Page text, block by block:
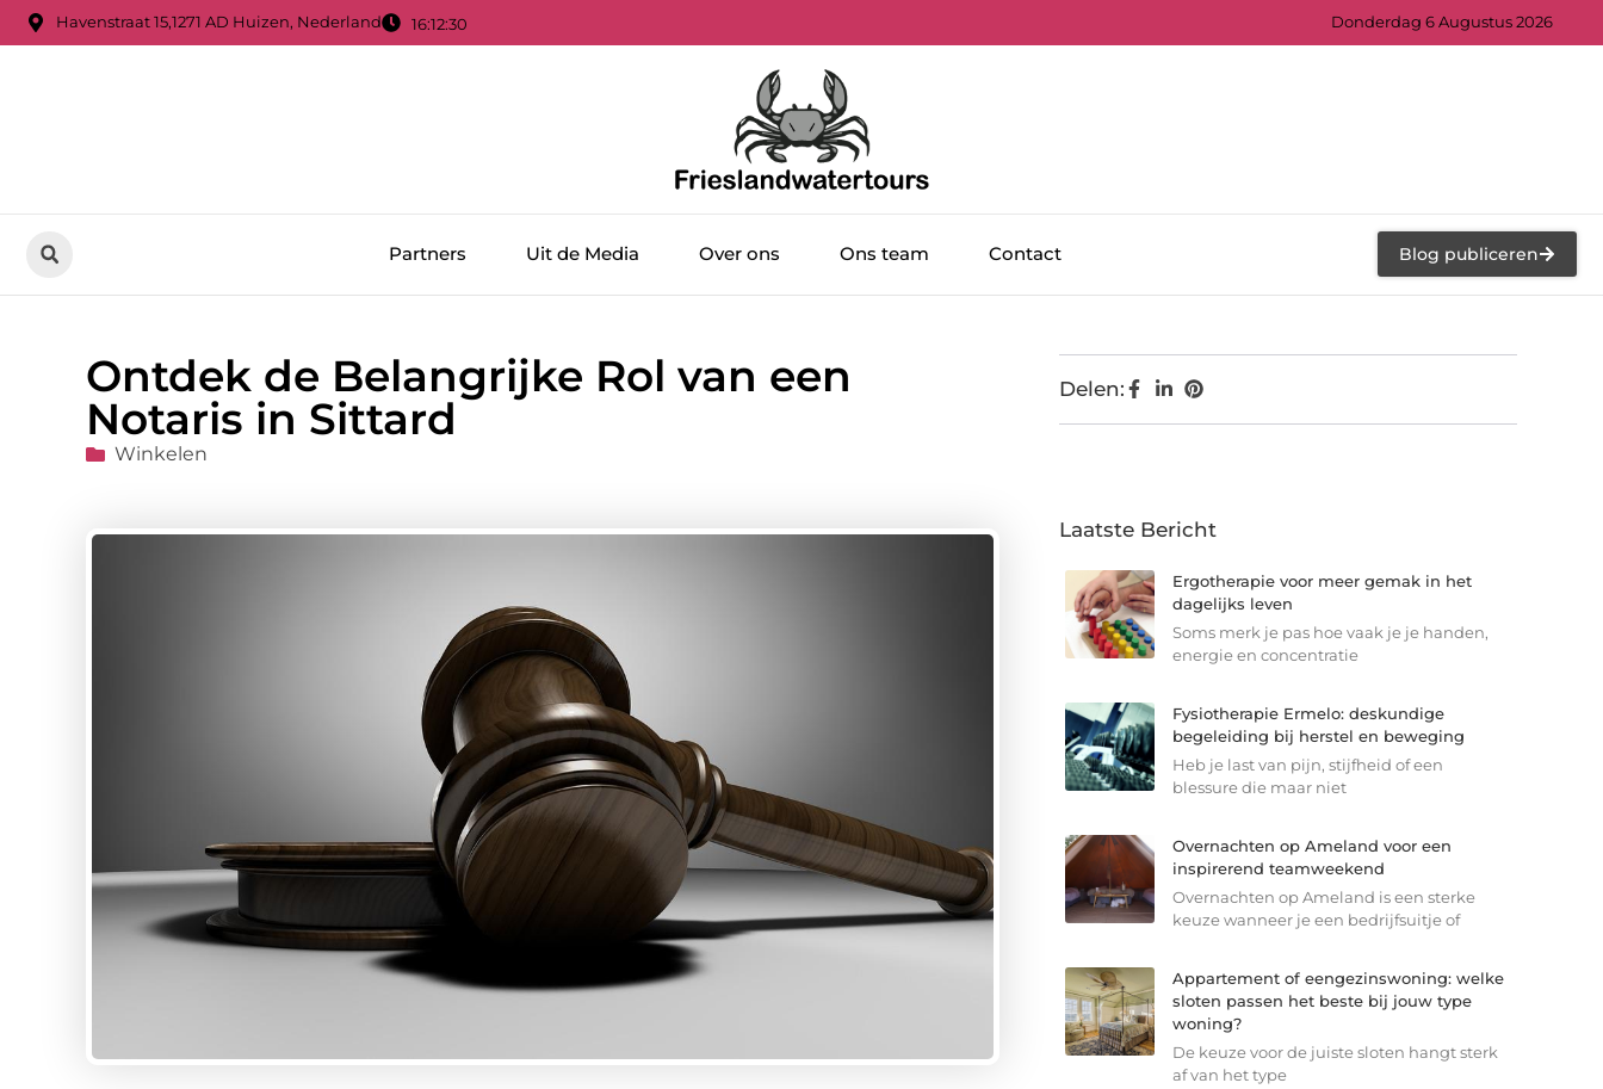
Havenstraat 15,1271 AD Huizen, Nederland 16:12:31 Donderdag 6 Augustus 2026
Partners Uit de Media Over ons Ons team Contact Blog publiceren
Ontdek de Belangrijke Rol van een
Notaris in Sittard
Winkelen
Delen:
Laatste Bericht
Ergotherapie voor meer gemak in het
dagelijks leven
Soms merk je pas hoe vaak je je handen,
energie en concentratie
Fysiotherapie Ermelo: deskundige
begeleiding bij herstel en beweging
Heb je last van pijn, stijfheid of een
blessure die maar niet
Overnachten op Ameland voor een
inspirerend teamweekend
Overnachten op Ameland is een sterke
keuze wanneer je een bedrijfsuitje of
Appartement of eengezinswoning: welke
sloten passen het beste bij jouw type
woning?
De keuze voor de juiste sloten hangt sterk
af van het type